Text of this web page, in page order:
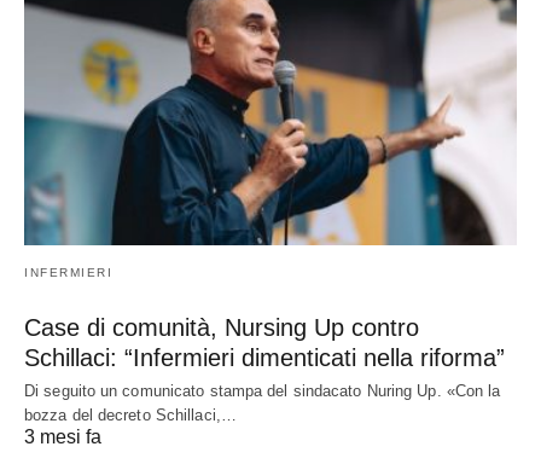
INFERMIERI
Case di comunità, Nursing Up contro
Schillaci: “Infermieri dimenticati nella riforma”
Di seguito un comunicato stampa del sindacato Nuring Up. «Con la
bozza del decreto Schillaci,…
3 mesi fa